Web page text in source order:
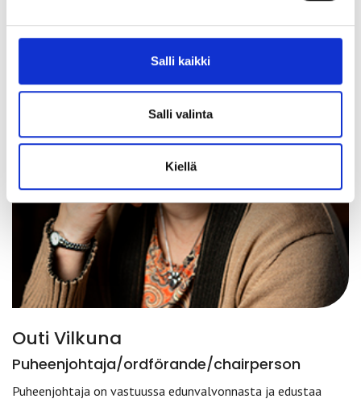
Salli kaikki
Salli valinta
Kiellä
Outi Vilkuna
Puheenjohtaja/ordförande/chairperson
Puheenjohtaja on vastuussa edunvalvonnasta ja edustaa